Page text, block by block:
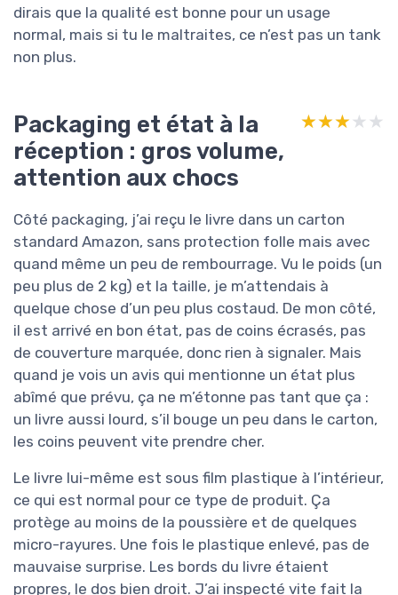
dirais que la qualité est bonne pour un usage
normal, mais si tu le maltraites, ce n’est pas un tank
non plus.
Packaging et état à la
réception : gros volume,
attention aux chocs
★★★★★
★★★★★
Côté packaging, j’ai reçu le livre dans un carton
standard Amazon, sans protection folle mais avec
quand même un peu de rembourrage. Vu le poids (un
peu plus de 2 kg) et la taille, je m’attendais à
quelque chose d’un peu plus costaud. De mon côté,
il est arrivé en bon état, pas de coins écrasés, pas
de couverture marquée, donc rien à signaler. Mais
quand je vois un avis qui mentionne un état plus
abîmé que prévu, ça ne m’étonne pas tant que ça :
un livre aussi lourd, s’il bouge un peu dans le carton,
les coins peuvent vite prendre cher.
Le livre lui-même est sous film plastique à l’intérieur,
ce qui est normal pour ce type de produit. Ça
protège au moins de la poussière et de quelques
micro-rayures. Une fois le plastique enlevé, pas de
mauvaise surprise. Les bords du livre étaient
propres, le dos bien droit. J’ai inspecté vite fait la